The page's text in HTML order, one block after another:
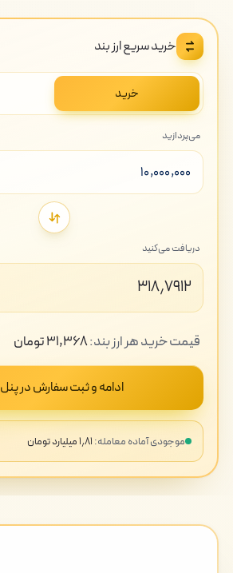
خرید سریع ارز بند
خرید
می‌پردازید
دریافت می‌کنید
۳۱۸٫۷۹۱۲
قیمتخریدهر ارز بند:۳۱,۳۶۸تومان
ادامه و ثبت سفارش در پنل
موجودی آماده معامله: ۱٫۸۱ میلیارد تومان